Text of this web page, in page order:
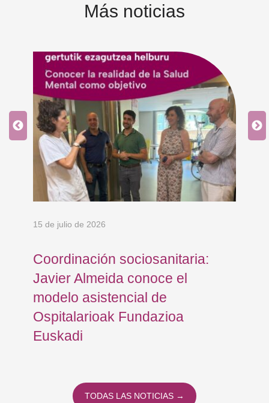
Más noticias
15 de julio de 2026
Coordinación sociosanitaria:
Javier Almeida conoce el
modelo asistencial de
Ospitalarioak Fundazioa
Euskadi
TODAS LAS NOTICIAS →